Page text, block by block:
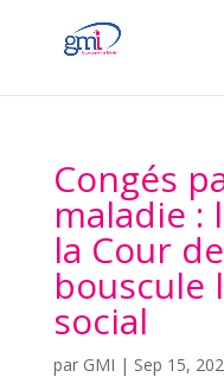
Congés
maladie :
la Cour
bouscule
social
par GMI | Sep 15,